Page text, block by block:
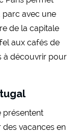
parc avec une
de la capitale
aux cafés de
à découvrir pour
présentent
vacances en